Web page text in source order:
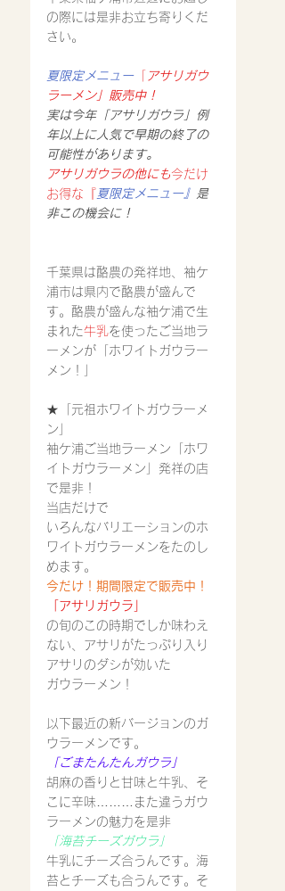
の際には是非お立ち寄りくだ
さい。
夏限定メニュー「
アサリガウ
ラーメン」販売中！
実は今年「アサリガウラ」例
年以上に人気で早期の終了の
可能性があります。
アサリガウラの他にも今だけ
お得な『夏限定メニュー』 是
非この機会に！
千葉県は酪農の発祥地、袖ケ
浦市は県内で酪農が盛んで
す。酪農が盛んな袖ケ浦で生
まれた牛乳を使ったご当地ラ
ーメンが「ホワイトガウラー
メン！」
★「元祖ホワイトガウラーメ
ン」
袖ケ浦ご当地ラーメン「ホワ
イトガウラーメン」発祥の店
で是非！
当店だけで
いろんなバリエーションのホ
ワイトガウラーメンをたのし
めます。
今だけ！期間限定で販売中！
「アサリガウラ」
の旬のこの時期でしか味わえ
ない、アサリがたっぷり入り
アサリのダシが効いた
ガウラーメン！
以下最近の新バージョンのガ
ウラーメンです。
「ごまたんたんガウラ」
胡麻の香りと甘味と牛乳、そ
こに辛味………また違うガウ
ラーメンの魅力を是非
「海苔チーズガウラ」
牛乳にチーズ合うんです。海
苔とチーズも合うんです。そ